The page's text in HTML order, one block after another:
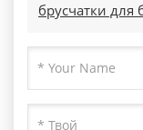
брусчатки для